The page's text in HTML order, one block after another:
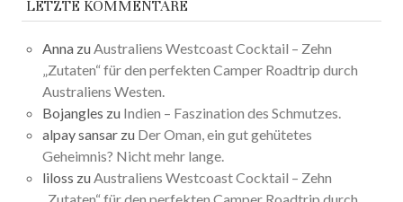
LETZTE KOMMENTARE
Anna zuAustraliens Westcoast Cocktail – Zehn
„Zutaten“ für den perfekten Camper Roadtrip durch
Australiens Westen.
Bojangles zu Indien – Faszination des Schmutzes.
alpay sansar zu Der Oman, ein gut gehütetes
Geheimnis? Nicht mehr lange.
liloss zuAustraliens Westcoast Cocktail – Zehn